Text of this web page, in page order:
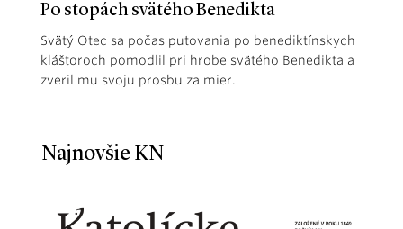
Po stopách svätého Benedikta
Svätý Otec sa počas putovania po benediktínskych
kláštoroch pomodlil pri hrobe svätého Benedikta a
zveril mu svoju prosbu za mier.
Najnovšie KN